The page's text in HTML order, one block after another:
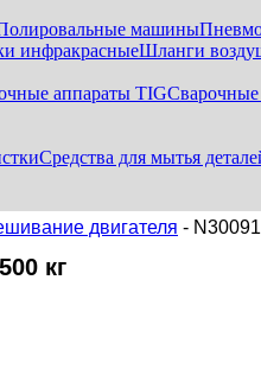
машины
инфракрасныеШланги
аппараты TIGСварочные
Средства для мытья
двигателя -
кг